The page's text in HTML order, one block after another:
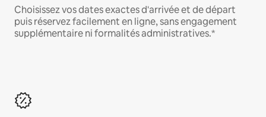
Choisissez vos dates exactes d'arrivée et de départ
puis réservez facilement en ligne, sans engagement
supplémentaire ni formalités administratives.*